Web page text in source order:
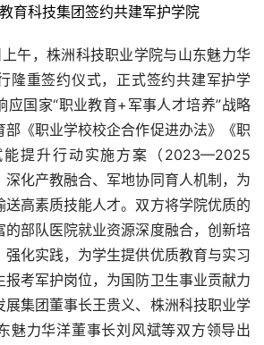
午，株洲科技职业学院与山东魅力华
隆重签约仪式，正式签约共建军护学
应国家“职业教育+军事人才培养”战略
《职业学校校企合作促进办法》《职
能提升行动实施方案（2023—2025
化产教融合、军地协同育人机制，为
送高素质技能人才。双方将学院优质的
的部队医院就业资源深度融合，创新培
化实践，为学生提供优质教育与实习
考军护岗位，为国防卫生事业贡献力
展集团董事长王贵义、株洲科技职业学
魅力华洋董事长刘风斌等双方领导出